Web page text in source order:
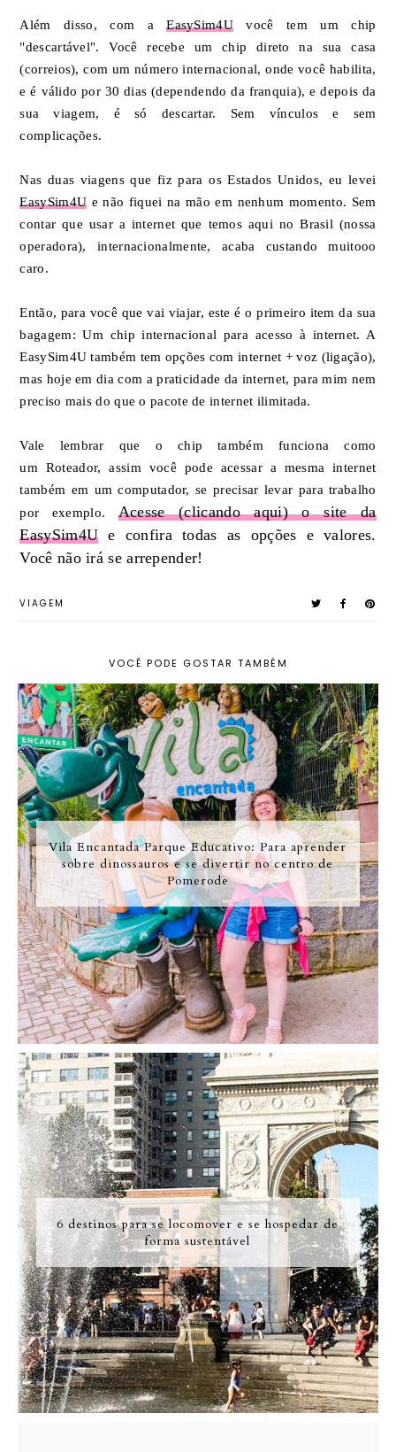
Além disso, com aEasySim4U você tem um chip
"descartável". Você recebe um chip direto na sua casa
(correios), com um número internacional, onde você habilita,
e é válido por 30 dias (dependendo da franquia), e depois da
sua viagem, é só descartar. Sem vínculos e sem
complicações.
Nas duas viagens que fiz para os Estados Unidos, eu levei
EasySim4U e não fiquei na mão em nenhum momento. Sem
contar que usar a internet que temos aqui no Brasil (nossa
operadora), internacionalmente, acaba custando muitooo
caro.
Então, para você que vai viajar, este é o primeiro item da sua
bagagem: Um chip internacional para acesso à internet. A
EasySim4U também tem opções com internet + voz (ligação),
mas hoje em dia com a praticidade da internet, para mim nem
preciso mais do que o pacote de internet ilimitada.
Vale lembrar que o chip também funciona como
um Roteador, assim você pode acessar a mesma internet
também em um computador, se precisar levar para trabalho
por exemplo. Acesse (clicando aqui) o site da
EasySim4U e confira todas as opções e valores.
Você não irá se arrepender!
VIAGEM
VOCÊ PODE GOSTAR TAMBÉM
Vila Encantada Parque Educativo: Para aprender
sobre dinossauros e se divertir no centro de
Pomerode
6 destinos para se locomover e se hospedar de
forma sustentável